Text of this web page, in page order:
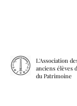
L'Association
anciens élèves
du Patrimoine